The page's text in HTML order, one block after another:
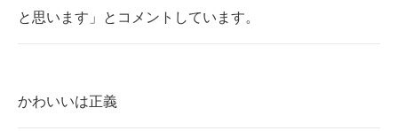
と思います」とコメントしています。
かわいいは正義